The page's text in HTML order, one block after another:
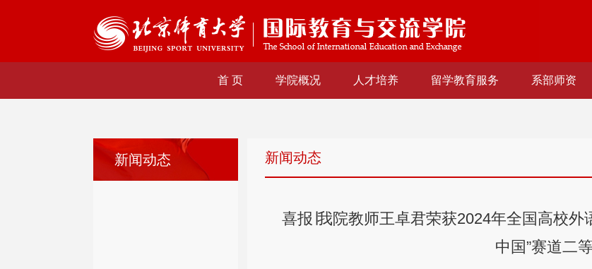
首 页 学院概况 人才培养 留学教育服务 系部师资
新闻动态 新闻动态
喜报∣我院教师王卓君荣获2024年全国高校
中国”赛道二